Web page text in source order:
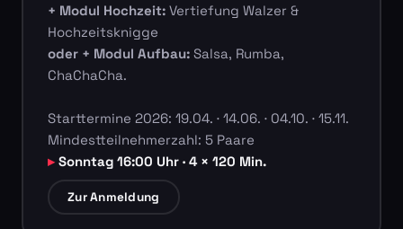
+ Modul Hochzeit:Vertiefung Walzer &
Hochzeitsknigge
oder + Modul Aufbau:Salsa, Rumba,
ChaChaCha.
Starttermine 2026: 19.04. · 14.06. · 04.10. · 15.11.
Mindestteilnehmerzahl: 5 Paare
Sonntag 16:00 Uhr · 4 × 120 Min.
Zur Anmeldung